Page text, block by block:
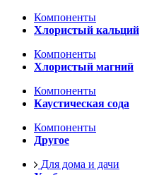
Компоненты
Хлористый кальций
Компоненты
Хлористый магний
Компоненты
Каустическая сода
Компоненты
Другое
Для дома и дачи